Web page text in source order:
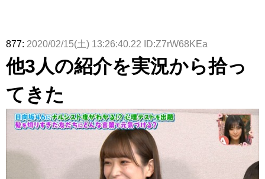
877: 2020/02/15(土) 13:26:40.22 ID:Z7rW68KEa
他3人の紹介を実況から拾っ
てきた